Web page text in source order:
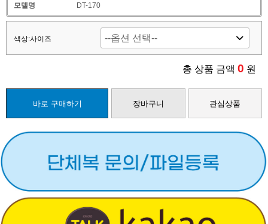
모델명
DT-170
색상:사이즈
총 상품 금액 0 원
바로 구매하기 장바구니 관심상품